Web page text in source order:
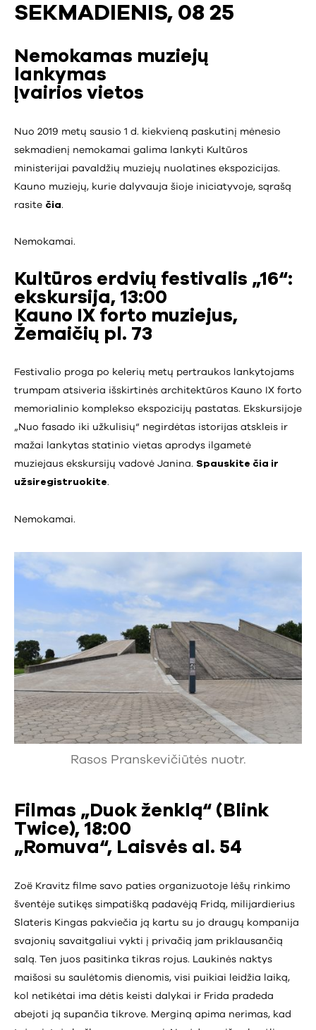
SEKMADIENIS, 08 25
Nemokamas muziejų
lankymas
Įvairios vietos
Nuo 2019 metų sausio 1 d. kiekvieną paskutinį mėnesio
sekmadienį nemokamai galima lankyti Kultūros
ministerijai pavaldžių muziejų nuolatines ekspozicijas.
Kauno muziejų, kurie dalyvauja šioje iniciatyvoje, sąrašą
rasite čia.
Nemokamai.
Kultūros erdvių festivalis „16“:
ekskursija, 13:00
Kauno IX forto muziejus,
Žemaičių pl. 73
Festivalio proga po kelerių metų pertraukos lankytojams
trumpam atsiveria išskirtinės architektūros Kauno IX forto
memorialinio komplekso ekspozicijų pastatas. Ekskursijoje
„Nuo fasado iki užkulisių“ negirdėtas istorijas atskleis ir
mažai lankytas statinio vietas aprodys ilgametė
muziejaus ekskursijų vadovė Janina. Spauskite čia ir
užsiregistruokite.
Nemokamai.
Rasos Pranskevičiūtės nuotr.
Filmas „Duok ženklą“ (Blink
Twice), 18:00
„Romuva“, Laisvės al. 54
Zoë Kravitz filme savo paties organizuotoje lėšų rinkimo
šventėje sutikęs simpatišką padavėją Fridą, milijardierius
Slateris Kingas pakviečia ją kartu su jo draugų kompanija
svajonių savaitgaliui vykti į privačią jam priklausančią
salą. Ten juos pasitinka tikras rojus. Laukinės naktys
maišosi su saulėtomis dienomis, visi puikiai leidžia laiką,
kol netikėtai ima dėtis keisti dalykai ir Frida pradeda
abejoti ją supančia tikrove. Merginą apima nerimas, kad